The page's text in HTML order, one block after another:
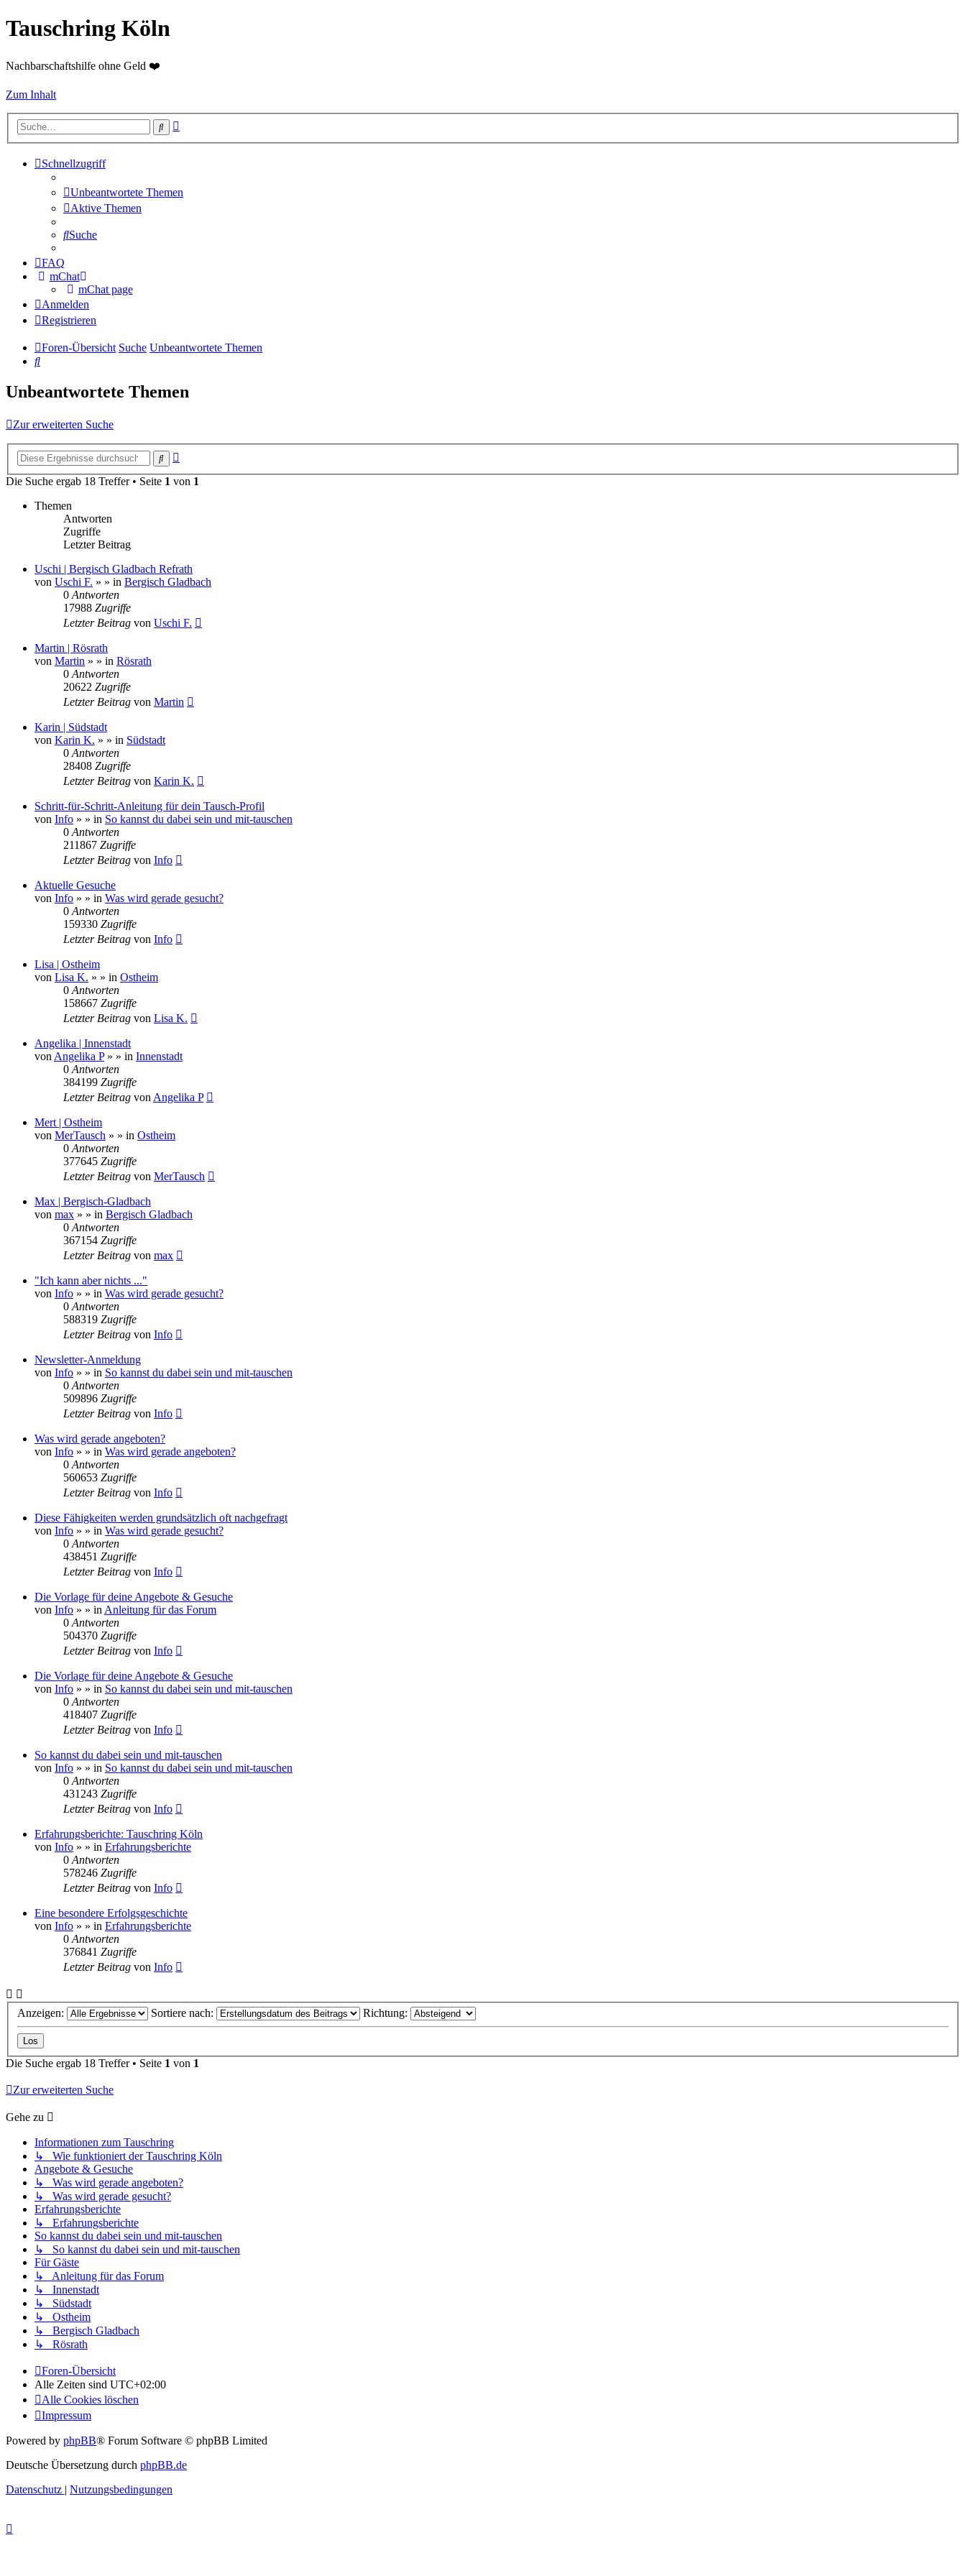
Tauschring Köln
Nachbarschaftshilfe ohne Geld ❤️
Zum Inhalt
Suche
Schnellzugriff
Unbeantwortete Themen
Aktive Themen
Suche
FAQ
mChat
mChat page
Anmelden
Registrieren
Foren-Übersicht Suche Unbeantwortete Themen
Suche
Unbeantwortete Themen
Zur erweiterten Suche
Suche
Die Suche ergab 18 Treffer • Seite 1 von 1
Themen
Antworten
Zugriffe
Letzter Beitrag
Uschi | Bergisch Gladbach Refrath
von Uschi F. » » in Bergisch Gladbach
0 Antworten
17988 Zugriffe
Letzter Beitrag von Uschi F.
Martin | Rösrath
von Martin » » in Rösrath
0 Antworten
20622 Zugriffe
Letzter Beitrag von Martin
Karin | Südstadt
von Karin K. » » in Südstadt
0 Antworten
28408 Zugriffe
Letzter Beitrag von Karin K.
Schritt-für-Schritt-Anleitung für dein Tausch-Profil
von Info » » in So kannst du dabei sein und mit-tauschen
0 Antworten
211867 Zugriffe
Letzter Beitrag von Info
Aktuelle Gesuche
von Info » » in Was wird gerade gesucht?
0 Antworten
159330 Zugriffe
Letzter Beitrag von Info
Lisa | Ostheim
von Lisa K. » » in Ostheim
0 Antworten
158667 Zugriffe
Letzter Beitrag von Lisa K.
Angelika | Innenstadt
von Angelika P» » in Innenstadt
0 Antworten
384199 Zugriffe
Letzter Beitrag von Angelika P
Mert | Ostheim
von MerTausch » » in Ostheim
0 Antworten
377645 Zugriffe
Letzter Beitrag von MerTausch
Max | Bergisch-Gladbach
von max » » in Bergisch Gladbach
0 Antworten
367154 Zugriffe
Letzter Beitrag von max
"Ich kann aber nichts ..."
von Info » » in Was wird gerade gesucht?
0 Antworten
588319 Zugriffe
Letzter Beitrag von Info
Newsletter-Anmeldung
von Info » » in So kannst du dabei sein und mit-tauschen
0 Antworten
509896 Zugriffe
Letzter Beitrag von Info
Was wird gerade angeboten?
von Info » » in Was wird gerade angeboten?
0 Antworten
560653 Zugriffe
Letzter Beitrag von Info
Diese Fähigkeiten werden grundsätzlich oft nachgefragt
von Info » » in Was wird gerade gesucht?
0 Antworten
438451 Zugriffe
Letzter Beitrag von Info
Die Vorlage für deine Angebote & Gesuche
von Info » » in Anleitung für das Forum
0 Antworten
504370 Zugriffe
Letzter Beitrag von Info
Die Vorlage für deine Angebote & Gesuche
von Info » » in So kannst du dabei sein und mit-tauschen
0 Antworten
418407 Zugriffe
Letzter Beitrag von Info
So kannst du dabei sein und mit-tauschen
von Info » » in So kannst du dabei sein und mit-tauschen
0 Antworten
431243 Zugriffe
Letzter Beitrag von Info
Erfahrungsberichte: Tauschring Köln
von Info » » in Erfahrungsberichte
0 Antworten
578246 Zugriffe
Letzter Beitrag von Info
Eine besondere Erfolgsgeschichte
von Info » » in Erfahrungsberichte
0 Antworten
376841 Zugriffe
Letzter Beitrag von Info
Anzeigen: Sortiere nach: Richtung:
Die Suche ergab 18 Treffer • Seite 1 von 1
Zur erweiterten Suche
Gehe zu
Informationen zum Tauschring
↳ Wie funktioniert der Tauschring Köln
Angebote & Gesuche
↳ Was wird gerade angeboten?
↳ Was wird gerade gesucht?
Erfahrungsberichte
↳ Erfahrungsberichte
So kannst du dabei sein und mit-tauschen
↳ So kannst du dabei sein und mit-tauschen
Für Gäste
↳ Anleitung für das Forum
↳ Innenstadt
↳ Südstadt
↳ Ostheim
↳ Bergisch Gladbach
↳ Rösrath
Foren-Übersicht
Alle Zeiten sind UTC+02:00
Alle Cookies löschen
Impressum
Powered by phpBB® Forum Software © phpBB Limited
Deutsche Übersetzung durch phpBB.de
Datenschutz
Nutzungsbedingungen